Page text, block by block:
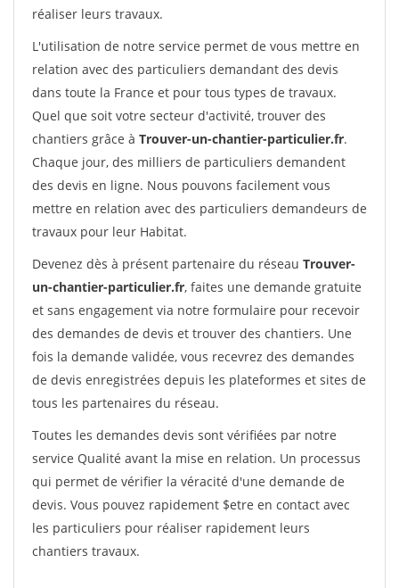
réaliser leurs travaux.
L'utilisation de notre service permet de vous mettre en
relation avec des particuliers demandant des devis
dans toute la France et pour tous types de travaux.
Quel que soit votre secteur d'activité, trouver des
chantiers grâce à Trouver-un-chantier-particulier.fr.
Chaque jour, des milliers de particuliers demandent
des devis en ligne. Nous pouvons facilement vous
mettre en relation avec des particuliers demandeurs de
travaux pour leur Habitat.
Devenez dès à présent partenaire du réseau Trouver-
un-chantier-particulier.fr, faites une demande gratuite
et sans engagement via notre formulaire pour recevoir
des demandes de devis et trouver des chantiers. Une
fois la demande validée, vous recevrez des demandes
de devis enregistrées depuis les plateformes et sites de
tous les partenaires du réseau.
Toutes les demandes devis sont vérifiées par notre
service Qualité avant la mise en relation. Un processus
qui permet de vérifier la véracité d'une demande de
devis. Vous pouvez rapidement $etre en contact avec
les particuliers pour réaliser rapidement leurs
chantiers travaux.